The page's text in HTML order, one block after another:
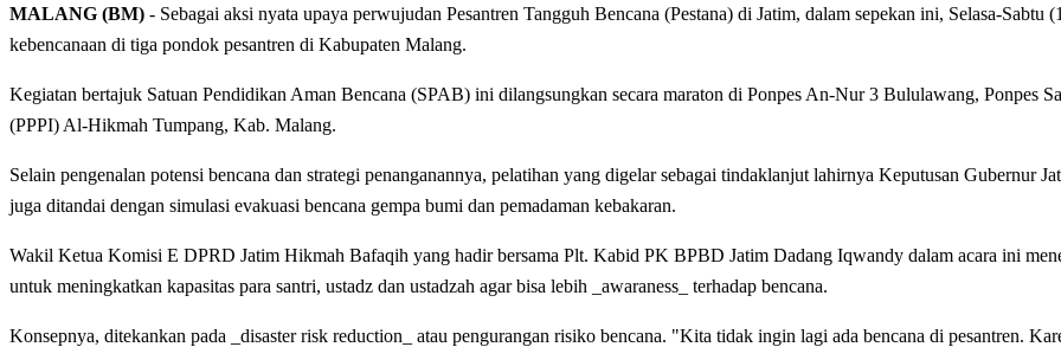
MALANG (BM) - Sebagai aksi nyata upaya perwujudan Pesantren Tangguh Bencana (Pestana) di Jatim, dalam sepekan ini, Selasa-
kebencanaan di tiga pondok pesantren di Kabupaten Malang.
Kegiatan bertajuk Satuan Pendidikan Aman Bencana (SPAB) ini dilangsungkan secara maraton di Ponpes An-Nur 3 Bululawang, Ponpes
(PPPI) Al-Hikmah Tumpang, Kab. Malang.
Selain pengenalan potensi bencana dan strategi penanganannya, pelatihan yang digelar sebagai tindaklanjut lahirnya Keputusan Gubernur
juga ditandai dengan simulasi evakuasi bencana gempa bumi dan pemadaman kebakaran.
Wakil Ketua Komisi E DPRD Jatim Hikmah Bafaqih yang hadir bersama Plt. Kabid PK BPBD Jatim Dadang Iqwandy dalam acara ini
untuk meningkatkan kapasitas para santri, ustadz dan ustadzah agar bisa lebih _awaraness_ terhadap bencana.
Konsepnya, ditekankan pada _disaster risk reduction_ atau pengurangan risiko bencana. "Kita tidak ingin lagi ada bencana di pesantren.